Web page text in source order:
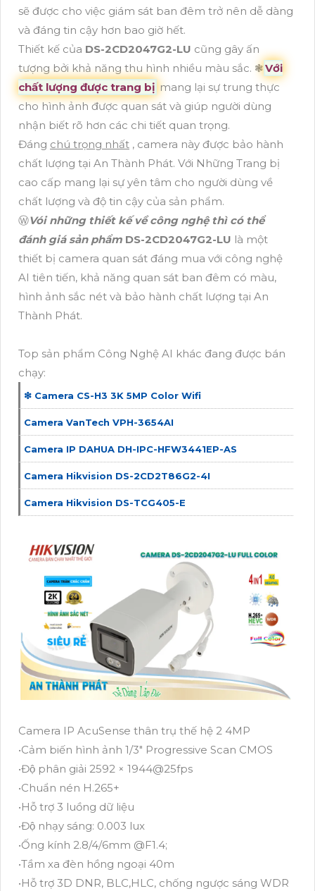
sẽ được cho việc giám sát ban đêm trở nên dễ dàng
và đáng tin cậy hơn bao giờ hết.
Thiết kế của DS-2CD2047G2-LU cũng gây ấn
tượng bởi khả năng thu hình nhiều màu sắc. ❃Với
chất lượng được trang bị mang lại sự trung thực
cho hình ảnh được quan sát và giúp người dùng
nhận biết rõ hơn các chi tiết quan trọng.
Đáng chú trọng nhất , camera này được bảo hành
chất lượng tại An Thành Phát. Với Những Trang bị
cao cấp mang lại sự yên tâm cho người dùng về
chất lượng và độ tin cậy của sản phẩm.
ⓌVói những thiết kế về công nghệ thì có thể
đánh giá sản phẩm DS-2CD2047G2-LU là một
thiết bị camera quan sát đáng mua với công nghệ
AI tiên tiến, khả năng quan sát ban đêm có màu,
hình ảnh sắc nét và bảo hành chất lượng tại An
Thành Phát.
Top sản phẩm Công Nghệ AI khác đang được bán
chạy:
❇ Camera CS-H3 3K 5MP Color Wifi
Camera VanTech VPH-3654AI
Camera IP DAHUA DH-IPC-HFW3441EP-AS
Camera Hikvision DS-2CD2T86G2-4I
Camera Hikvision DS-TCG405-E
Camera IP AcuSense thân trụ thế hệ 2 4MP
•Cảm biến hình ảnh 1/3" Progressive Scan CMOS
•Độ phân giải 2592 × 1944@25fps
•Chuẩn nén H.265+
•Hỗ trợ 3 luồng dữ liệu
•Độ nhạy sáng: 0.003 lux
•Ống kính 2.8/4/6mm @F1.4;
•Tầm xa đèn hồng ngoại 40m
•Hỗ trợ 3D DNR, BLC,HLC, chống ngược sáng WDR